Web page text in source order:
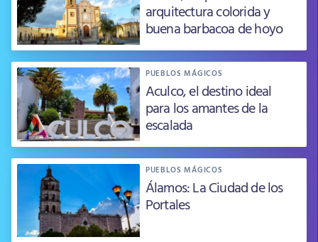
arquitectura colorida y
buena barbacoa de hoyo
PUEBLOS MÁGICOS
Aculco, el destino ideal
para los amantes de la
escalada
PUEBLOS MÁGICOS
Álamos: La Ciudad de los
Portales